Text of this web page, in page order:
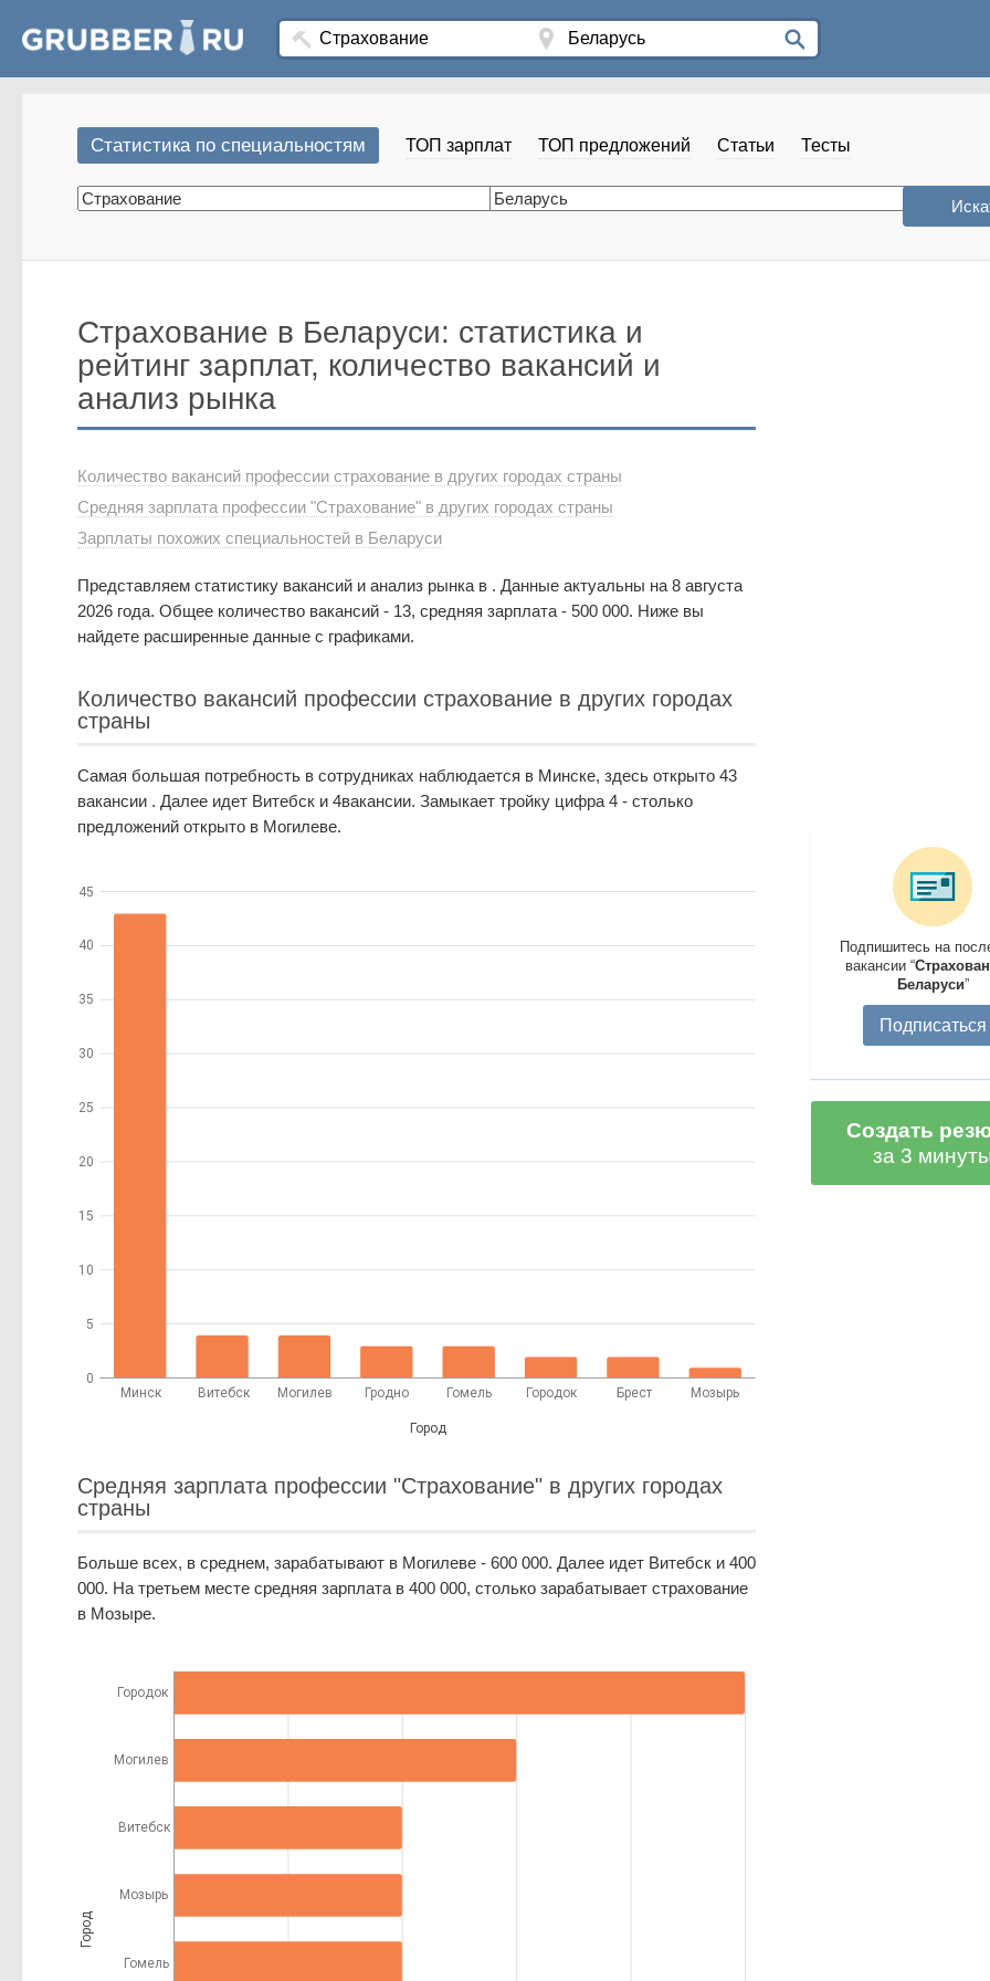
Статистика по специальностям ТОП зарплат ТОП предложений Статьи Тесты
Страхование в Беларуси: статистика и
рейтинг зарплат, количество вакансий и
анализ рынка
Количество вакансий профессии страхование в других городах страны
Средняя зарплата профессии "Страхование" в других городах страны
Зарплаты похожих специальностей в Беларуси
Представляем статистику вакансий и анализ рынка в . Данные актуальны на 8 августа
2026 года. Общее количество вакансий - 13, средняя зарплата - 500 000. Ниже вы
найдете расширенные данные с графиками.
Количество вакансий профессии страхование в других городах
страны
Самая большая потребность в сотрудниках наблюдается в Минске, здесь открыто 43
вакансии . Далее идет Витебск и 4вакансии. Замыкает тройку цифра 4 - столько
предложений открыто в Могилеве.
Минск Витебск Могилев Гродно Гомель Городок Брест Мозырь
Город
0
5
10
15
20
25
30
35
40
45
Средняя зарплата профессии "Страхование" в других городах
страны
Больше всех, в среднем, зарабатывают в Могилеве - 600 000. Далее идет Витебск и 400
000. На третьем месте средняя зарплата в 400 000, столько зарабатывает страхование
в Мозыре.
Городок
Могилев
Витебск
Мозырь
Гомель
Город
Подпишитесь на
вакансии “
Беларуси”
Подписаться
Создать
за 3